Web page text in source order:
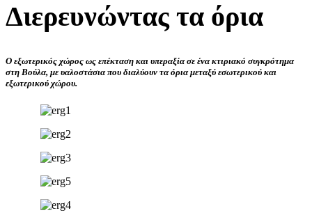
Διερευνώντας τα όρια
Ο εξωτερικός χώρος ως επέκταση και υπεραξία σε ένα κτιριακό συγκρότημα
στη Βούλα, με υαλοστάσια που διαλύουν τα όρια μεταξύ εσωτερικού και
εξωτερικού χώρου.